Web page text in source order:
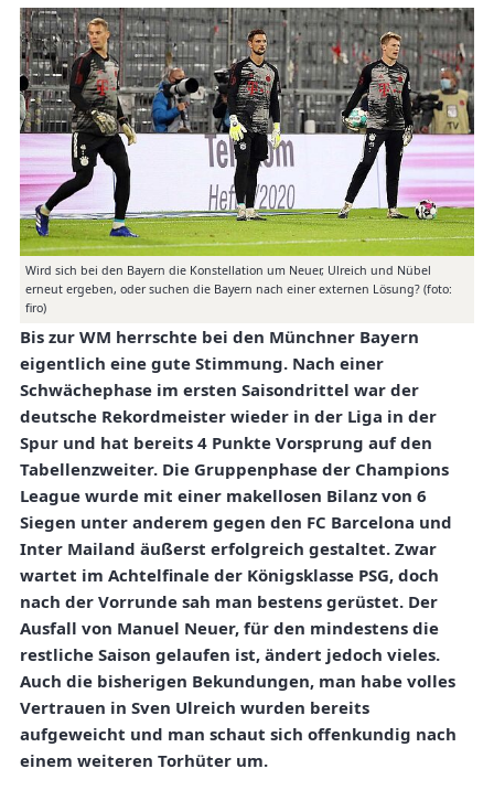
Wird sich bei den Bayern die Konstellation um Neuer, Ulreich und Nübel
erneut ergeben, oder suchen die Bayern nach einer externen Lösung? (foto:
firo)
Bis zur WM herrschte bei den Münchner Bayern
eigentlich eine gute Stimmung. Nach einer
Schwächephase im ersten Saisondrittel war der
deutsche Rekordmeister wieder in der Liga in der
Spur und hat bereits 4 Punkte Vorsprung auf den
Tabellenzweiter. Die Gruppenphase der Champions
League wurde mit einer makellosen Bilanz von 6
Siegen unter anderem gegen den FC Barcelona und
Inter Mailand äußerst erfolgreich gestaltet. Zwar
wartet im Achtelfinale der Königsklasse PSG, doch
nach der Vorrunde sah man bestens gerüstet. Der
Ausfall von Manuel Neuer, für den mindestens die
restliche Saison gelaufen ist, ändert jedoch vieles.
Auch die bisherigen Bekundungen, man habe volles
Vertrauen in Sven Ulreich wurden bereits
aufgeweicht und man schaut sich offenkundig nach
einem weiteren Torhüter um.